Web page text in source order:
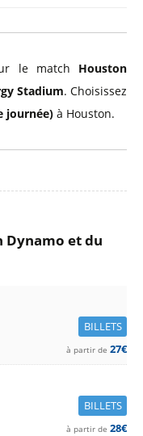
le match Houston
Stadium. Choisissez
journée) à Houston.
Dynamo et du
BILLETS
à partir de 27€
BILLETS
à partir de 28€